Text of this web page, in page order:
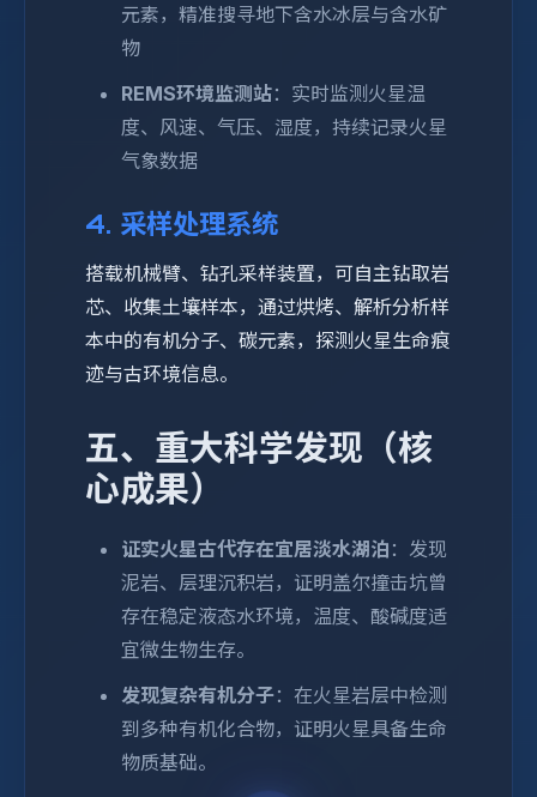
元素，精准搜寻地下含水冰层与含水矿
物
REMS环境监测站：实时监测火星温
度、风速、气压、湿度，持续记录火星
气象数据
4. 采样处理系统
搭载机械臂、钻孔采样装置，可自主钻取岩
芯、收集土壤样本，通过烘烤、解析分析样
本中的有机分子、碳元素，探测火星生命痕
迹与古环境信息。
五、重大科学发现（核
心成果）
证实火星古代存在宜居淡水湖泊 ：发现
泥岩、层理沉积岩，证明盖尔撞击坑曾
存在稳定液态水环境，温度、酸碱度适
宜微生物生存。
发现复杂有机分子：在火星岩层中检测
到多种有机化合物，证明火星具备生命
物质基础。